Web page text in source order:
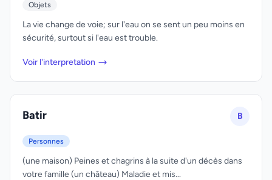
Objets
La vie change de voie; sur l'eau on se sent un peu moins en
sécurité, surtout si l'eau est trouble.
Voir l'interpretation
Batir B
Personnes
(une maison) Peines et chagrins à la suite d'un décès dans
votre famille (un château) Maladie et mis...